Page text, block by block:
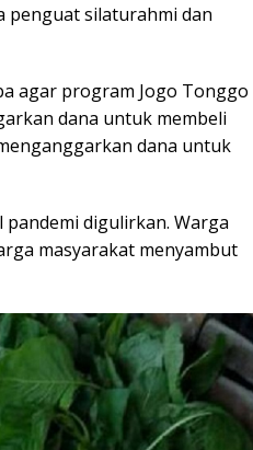
penguat silaturahmi dan
agar program Jogo Tonggo
dana untuk membeli
dana untuk
digulirkan. Warga
masyarakat menyambut